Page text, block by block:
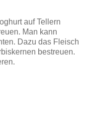
auf Tellern
Man kann
Dazu das Fleisch
bestreuen.